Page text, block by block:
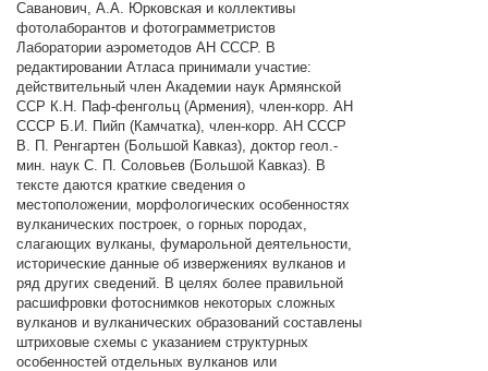
Саванович, А.А. Юрковская и коллективы
фотолаборантов и фотограмметристов
Лаборатории аэрометодов АН СССР. В
редактировании Атласа принимали участие:
действительный член Академии наук Армянской
ССР К.Н. Паф-фенгольц (Армения), член-корр. АН
СССР Б.И. Пийп (Камчатка), член-корр. АН СССР
В. П. Ренгартен (Большой Кавказ), доктор геол.-
мин. наук С. П. Соловьев (Большой Кавказ). В
тексте даются краткие сведения о
местоположении, морфологических особенностях
вулканических построек, о горных породах,
слагающих вулканы, фумарольной деятельности,
исторические данные об извержениях вулканов и
ряд других сведений. В целях более правильной
расшифровки фотоснимков некоторых сложных
вулканов и вулканических образований составлены
штриховые схемы с указанием структурных
особенностей отдельных вулканов или